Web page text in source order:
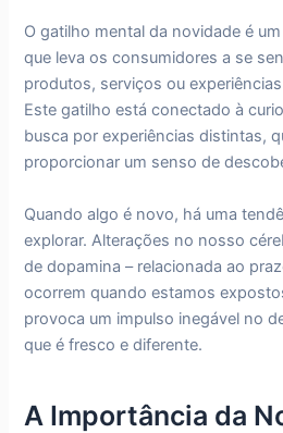
O gatilho mental da novidade é
que leva os consumidores a se
produtos, serviços ou
Este gatilho está conectado à
busca por experiências distintas,
proporcionar um senso de
Quando algo é novo, há uma
explorar. Alterações no nosso
de dopamina – relacionada ao
ocorrem quando estamos
provoca um impulso inegável no
que é fresco e diferente.
A Importância da